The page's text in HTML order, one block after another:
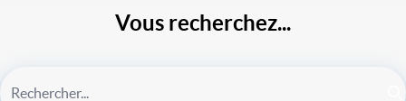
Vous recherchez...